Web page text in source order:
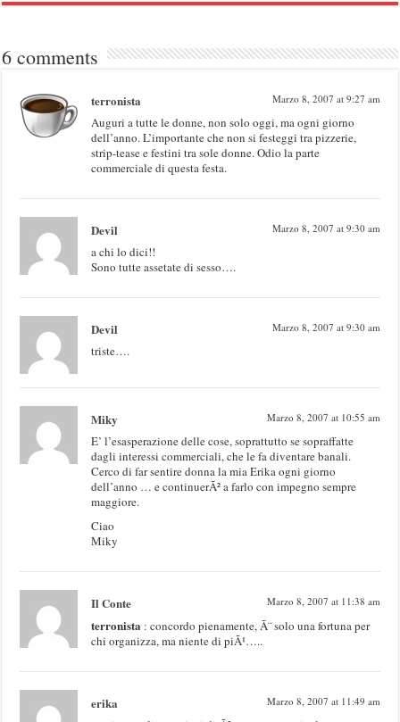
6 comments
terronista Marzo 8, 2007 at 9:27 am
Auguri a tutte le donne, non solo oggi, ma ogni giorno
dell’anno. L’importante che non si festeggi tra pizzerie,
strip-tease e festini tra sole donne. Odio la parte
commerciale di questa festa.
Devil Marzo 8, 2007 at 9:30 am
a chi lo dici!!
Sono tutte assetate di sesso….
Devil Marzo 8, 2007 at 9:30 am
triste….
Miky Marzo 8, 2007 at 10:55 am
E’ l’esasperazione delle cose, soprattutto se sopraffatte
dagli interessi commerciali, che le fa diventare banali.
Cerco di far sentire donna la mia Erika ogni giorno
dell’anno … e continuerÃ² a farlo con impegno sempre
maggiore.
Ciao
Miky
Il Conte Marzo 8, 2007 at 11:38 am
terronista : concordo pienamente, Ã¨ solo una fortuna per
chi organizza, ma niente di piÃ¹…..
erika Marzo 8, 2007 at 11:49 am